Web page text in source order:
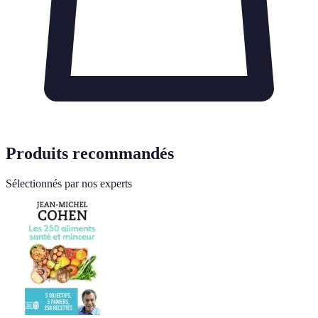
Produits recommandés
Sélectionnés par nos experts